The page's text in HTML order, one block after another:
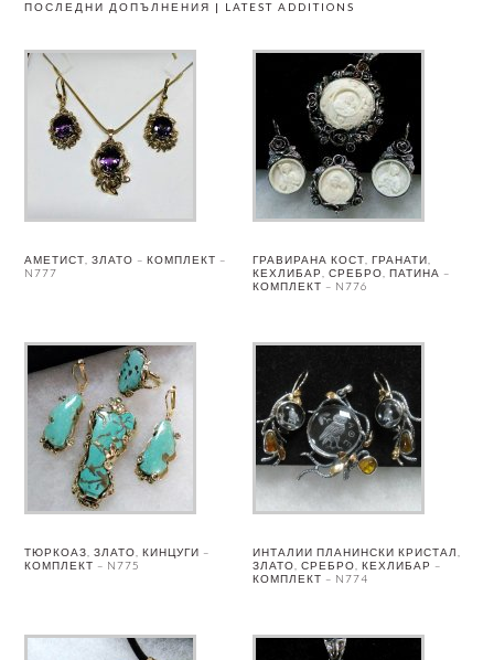
ПОСЛЕДНИ ДОПЪЛНЕНИЯ | LATEST ADDITIONS
АМЕТИСТ, ЗЛАТО – КОМПЛЕКТ –
N777
ГРАВИРАНА КОСТ, ГРАНАТИ,
КЕХЛИБАР, СРЕБРО, ПАТИНА –
КОМПЛЕКТ – N776
ТЮРКОАЗ, ЗЛАТО, КИНЦУГИ –
КОМПЛЕКТ – N775
ИНТАЛИИ ПЛАНИНСКИ КРИСТАЛ,
ЗЛАТО, СРЕБРО, КЕХЛИБАР –
КОМПЛЕКТ – N774